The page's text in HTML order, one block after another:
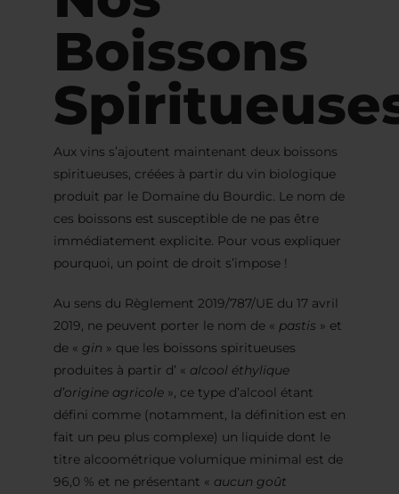
Boissons
Aux vins s’ajoutent maintenant deux boissons
spiritueuses, créées à partir du vin biologique
produit par le Domaine du Bourdic. Le nom de
ces boissons est susceptible de ne pas être
immédiatement explicite. Pour vous expliquer
pourquoi, un point de droit s’impose !
Au sens du Règlement 2019/787/UE du 17 avril
2019, ne peuvent porter le nom de « pastis » et
de « gin » que les boissons spiritueuses
produites à partir d’ « alcool éthylique
d’origine agricole », ce type d’alcool étant
défini comme (notamment, la définition est en
fait un peu plus complexe) un liquide dont le
titre alcoométrique volumique minimal est de
96,0 % et ne présentant « aucun goût